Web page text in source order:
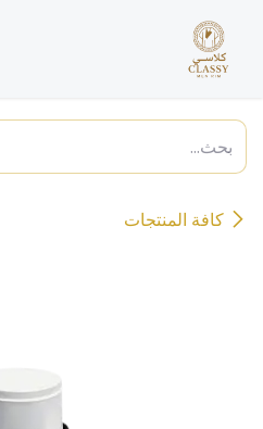
كافة المنتجات